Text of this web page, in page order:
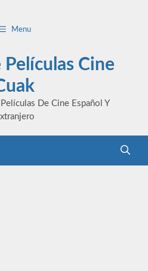
Menu
Cine
De Cine Español Y